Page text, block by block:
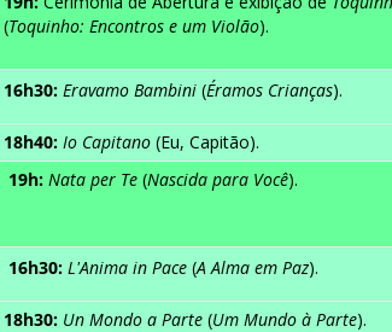
(Toquinho: Encontros e um Violão).
16h30: Eravamo Bambini (Éramos Crianças).
18h40: Io Capitano (Eu, Capitão).
19h: Nata per Te (Nascida para Você).
16h30: L'Anima in Pace (A Alma em Paz).
18h30: Un Mondo a Parte (Um Mundo à Parte).